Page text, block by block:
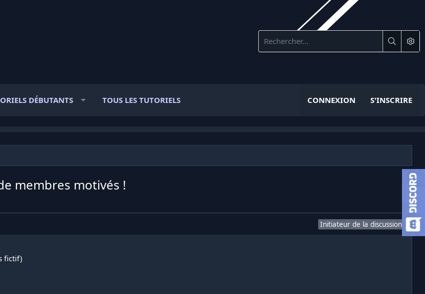
DÉBUTANTS TOUS LES TUTORIELS CONNEXION S'INSCRIRE
membres motivés !
Initiateur de la discussion
fictif)